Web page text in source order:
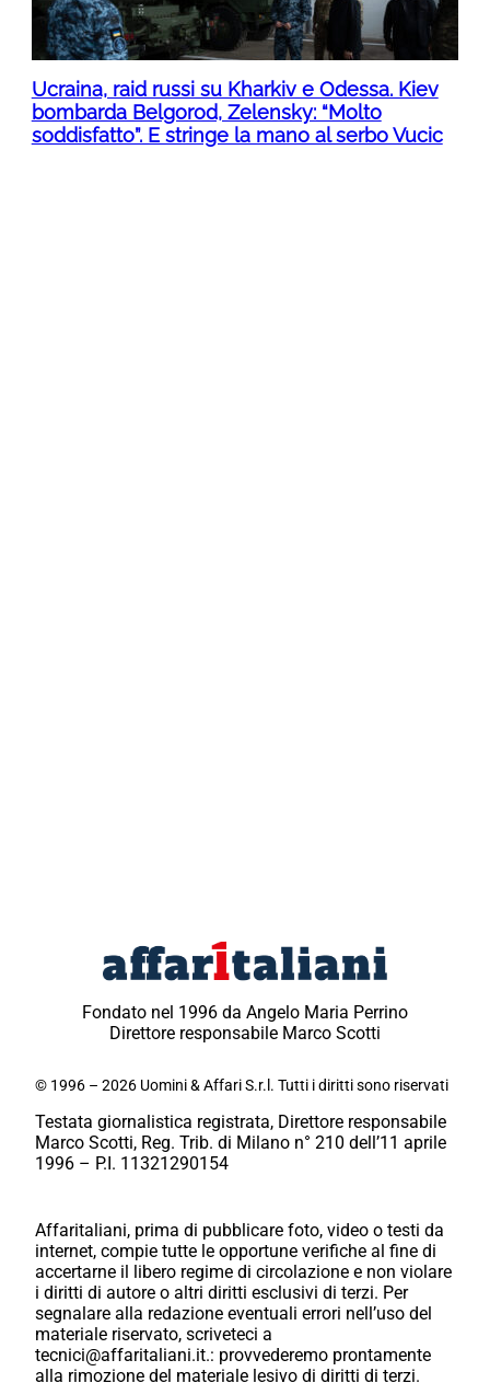
Ucraina, raid russi su Kharkiv e Odessa. Kiev
bombarda Belgorod, Zelensky: “Molto
soddisfatto”. E stringe la mano al serbo Vucic
Fondato nel 1996 da Angelo Maria Perrino
Direttore responsabile Marco Scotti
© 1996 – 2026 Uomini & Affari S.r.l. Tutti i diritti sono riservati
Testata giornalistica registrata, Direttore responsabile
Marco Scotti, Reg. Trib. di Milano n° 210 dell’11 aprile
1996 – P.I. 11321290154
Affaritaliani, prima di pubblicare foto, video o testi da
internet, compie tutte le opportune verifiche al fine di
accertarne il libero regime di circolazione e non violare
i diritti di autore o altri diritti esclusivi di terzi. Per
segnalare alla redazione eventuali errori nell’uso del
materiale riservato, scriveteci a
tecnici@affaritaliani.it.: provvederemo prontamente
alla rimozione del materiale lesivo di diritti di terzi.